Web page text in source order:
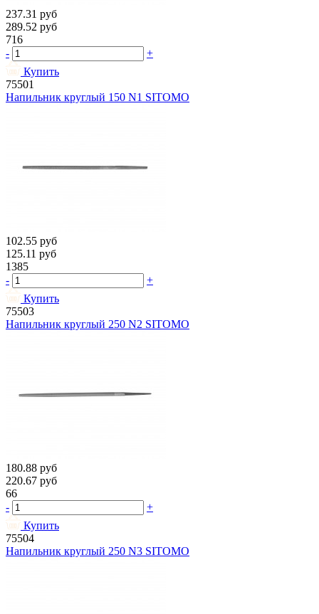
237.31 руб
289.52 руб
716
-
+
Купить
75501
Напильник круглый 150 N1 SITOMO
102.55 руб
125.11 руб
1385
-
+
Купить
75503
Напильник круглый 250 N2 SITOMO
180.88 руб
220.67 руб
66
-
+
Купить
75504
Напильник круглый 250 N3 SITOMO